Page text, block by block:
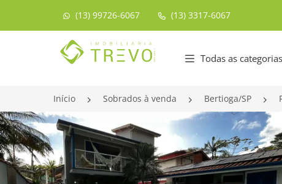
(13) 99726-6067 (13) 3317-6067
Página inicial
Todas as categorias
Início Sobrados à venda Bertioga/SP